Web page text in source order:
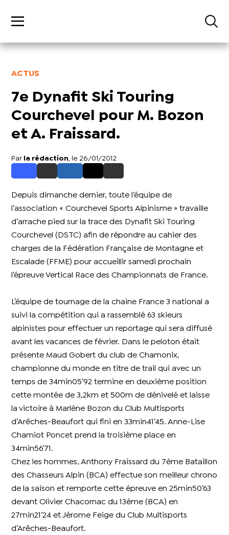
ACTUS
7e Dynafit Ski Touring
Courchevel pour M. Bozon
et A. Fraissard.
Par la rédaction , le 26/01/2012
Depuis dimanche dernier, toute l’équipe de
l’association « Courchevel Sports Alpinisme » travaille
d’arrache pied sur la trace des Dynafit Ski Touring
Courchevel (DSTC) afin de répondre au cahier des
charges de la Fédération Française de Montagne et
Escalade (FFME) pour accueillir samedi prochain
l’épreuve Vertical Race des Championnats de France.
L’équipe de tournage de la chaine France 3 national a
suivi la compétition qui a rassemblé 63 skieurs
alpinistes pour effectuer un reportage qui sera diffusé
avant les vacances de février. Dans le peloton était
présente Maud Gobert du club de Chamonix,
championne du monde en titre de trail qui avec un
temps de 34min05’92 termine en deuxième position
cette montée de 3,2km et 500m de dénivelé et laisse
la victoire à Marlène Bozon du Club Multisports
d’Arêches-Beaufort qui fini en 33min41’45. Anne-Lise
Chamiot Poncet prend la troisième place en
34min56’71.
Chez les hommes, Anthony Fraissard du 7ème Bataillon
des Chasseurs Alpin (BCA) effectue son meilleur chrono
de la saison et remporte cette épreuve en 25min50’63
devant Olivier Chacornac du 13ème (BCA) en
27min21’24 et Jérome Feige du Club Multisports
d’Arêches-Beaufort.